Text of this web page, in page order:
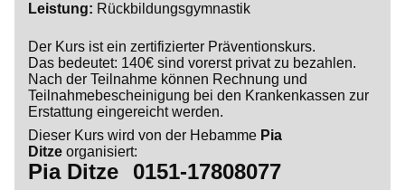
Leistung
Rückbildungsgymnastik
Der Kurs ist ein zertifizierter Präventionskurs.
Das bedeutet: 140€ sind vorerst privat zu bezahlen.
Nach der Teilnahme können Rechnung und
Teilnahmebescheinigung bei den Krankenkassen zur
Erstattung eingereicht werden.
Dieser Kurs wird von der Hebamme Pia
Ditze organisiert:
Pia Ditze 0151-17808077